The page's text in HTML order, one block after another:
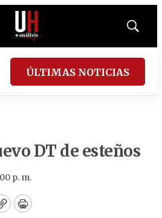
Mostrar
ÚLTIMAS NOTICIAS
DT de esteños
p. m.
CopyPrint